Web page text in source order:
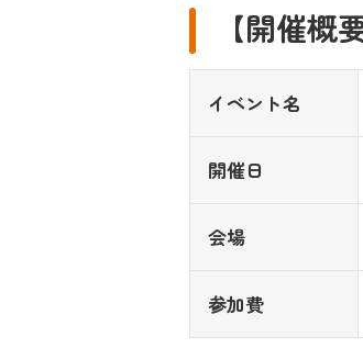
【開催概要
イベント名
開催日
会場
参加費